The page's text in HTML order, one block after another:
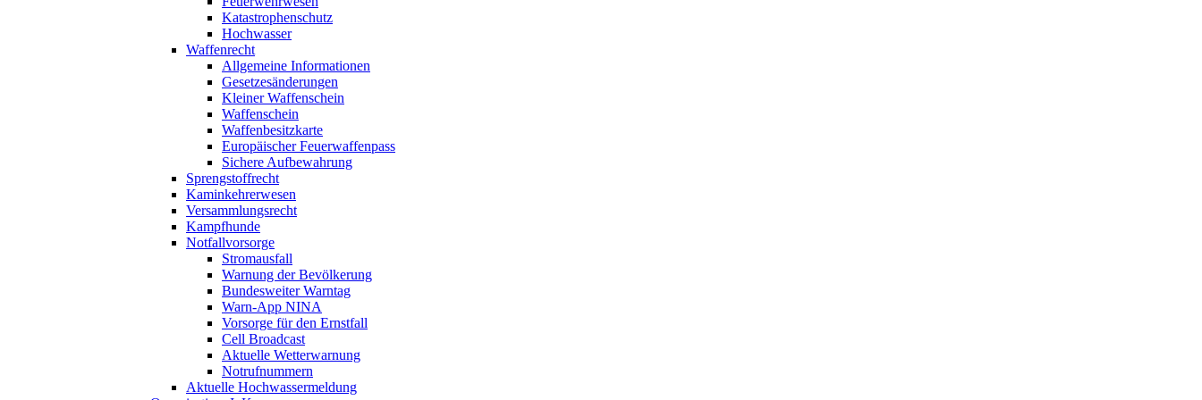
Katastrophenschutz
Hochwasser
Waffenrecht
Allgemeine Informationen
Gesetzesänderungen
Kleiner Waffenschein
Waffenschein
Waffenbesitzkarte
Europäischer Feuerwaffenpass
Sichere Aufbewahrung
Sprengstoffrecht
Kaminkehrerwesen
Versammlungsrecht
Kampfhunde
Notfallvorsorge
Stromausfall
Warnung der Bevölkerung
Bundesweiter Warntag
Warn-App NINA
Vorsorge für den Ernstfall
Cell Broadcast
Aktuelle Wetterwarnung
Notrufnummern
Aktuelle Hochwassermeldung